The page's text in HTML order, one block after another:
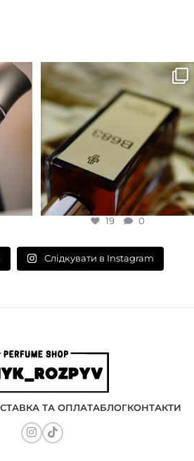
на
Marc-Antoine Barrois B683 - це
запах вечора в
19
19 0
Слідкувати в Instagram
ТА ОПЛАТАБЛОГКОНТАКТИ